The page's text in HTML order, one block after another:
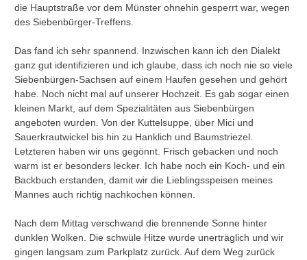
die Hauptstraße vor dem Münster ohnehin gesperrt war, wegen
des Siebenbürger-Treffens.
Das fand ich sehr spannend. Inzwischen kann ich den Dialekt
ganz gut identifizieren und ich glaube, dass ich noch nie so viele
Siebenbürgen-Sachsen auf einem Haufen gesehen und gehört
habe. Noch nicht mal auf unserer Hochzeit. Es gab sogar einen
kleinen Markt, auf dem Spezialitäten aus Siebenbürgen
angeboten wurden. Von der Kuttelsuppe, über Mici und
Sauerkrautwickel bis hin zu Hanklich und Baumstriezel.
Letzteren haben wir uns gegönnt. Frisch gebacken und noch
warm ist er besonders lecker. Ich habe noch ein Koch- und ein
Backbuch erstanden, damit wir die Lieblingsspeisen meines
Mannes auch richtig nachkochen können.
Nach dem Mittag verschwand die brennende Sonne hinter
dunklen Wolken. Die schwüle Hitze wurde unerträglich und wir
gingen langsam zum Parkplatz zurück. Auf dem Weg zurück